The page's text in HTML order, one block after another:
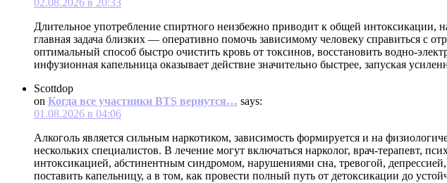
02.08.2026 в 20:33
Длительное употребление спиртного неизбежно приводит к общей
главная задача близких — оперативно помочь зависимому человеку справиться с
оптимальный способ быстро очистить кровь от токсинов, восстановить водно-
инфузионная капельница оказывает действие значительно быстрее, запуская
Scottdop
on Когда все участники BTS вернутся… says:
01.08.2026 в 04:06
Алкоголь является сильным наркотиком, зависимость формируется и на
нескольких специалистов. В лечение могут включаться нарколог, врач-терапевт,
интоксикацией, абстинентным синдромом, нарушениями сна, тревогой,
поставить капельницу, а в том, как провести полный путь от детоксикации до